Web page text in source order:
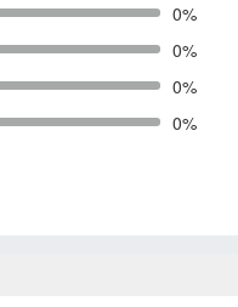
0%
0%
0%
0%